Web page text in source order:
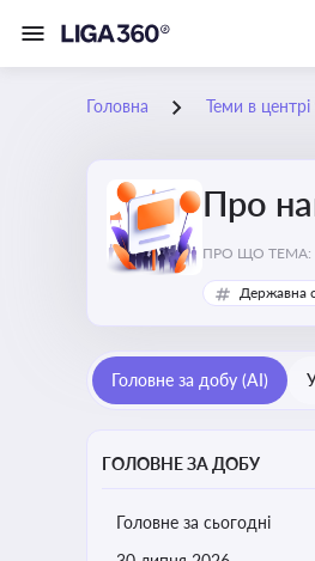
Головна Теми в центрі
Про
ПРО ЩО ТЕМА:
Державна
Головне за добу (AI)
ГОЛОВНЕ ЗА ДОБУ
Головне за сьогодні